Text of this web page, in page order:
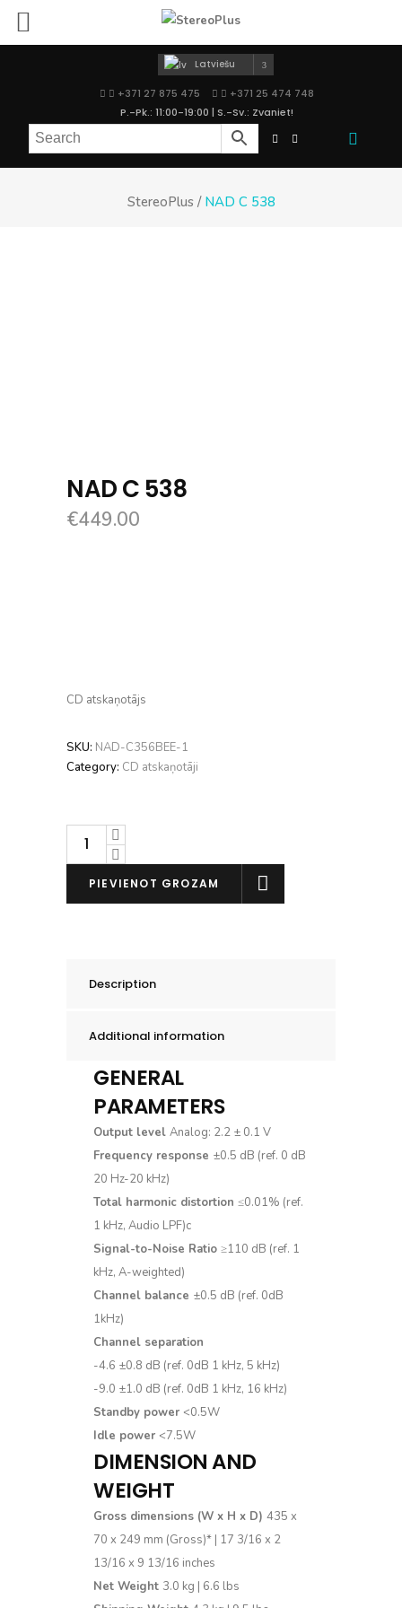
Latviešu
+371 27 875 475
+371 25 474 748
P.-Pk.: 11:00-19:00 | S.-Sv.: Zvaniet!
StereoPlus/ NAD C 538
NAD C 538
€449.00
CD atskaņotājs
SKU: NAD-C356BEE-1
Category: CD atskaņotāji
NAD
daudzums
PIEVIENOT GROZAM
Description
Additional information
GENERAL
PARAMETERS
Output level Analog: 2.2 ± 0.1 V
Frequency response ±0.5 dB (ref. 0 dB
20 Hz-20 kHz)
Total harmonic distortion ≤0.01% (ref.
1 kHz, Audio LPF)c
Signal-to-Noise Ratio ≥110 dB (ref. 1
kHz, A-weighted)
Channel balance ±0.5 dB (ref. 0dB
1kHz)
Channel separation
-4.6 ±0.8 dB (ref. 0dB 1 kHz, 5 kHz)
-9.0 ±1.0 dB (ref. 0dB 1 kHz, 16 kHz)
Standby power <0.5W
Idle power <7.5W
DIMENSION AND
WEIGHT
Gross dimensions (W x H x D) 435 x
70 x 249 mm (Gross)* | 17 3/16 x 2
13/16 x 9 13/16 inches
Net Weight 3.0 kg | 6.6 lbs